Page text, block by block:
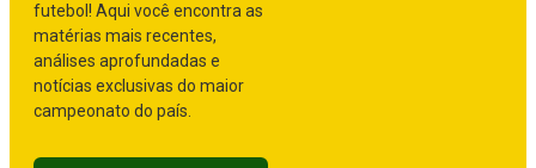
futebol! Aqui você encontra as
matérias mais recentes,
análises aprofundadas e
notícias exclusivas do maior
campeonato do país.